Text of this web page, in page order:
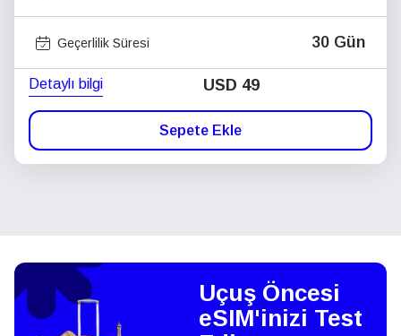
Geçerlilik Süresi 30 Gün
Detaylı bilgi USD 49
Sepete Ekle
Uçuş Öncesi
eSIM'inizi Test